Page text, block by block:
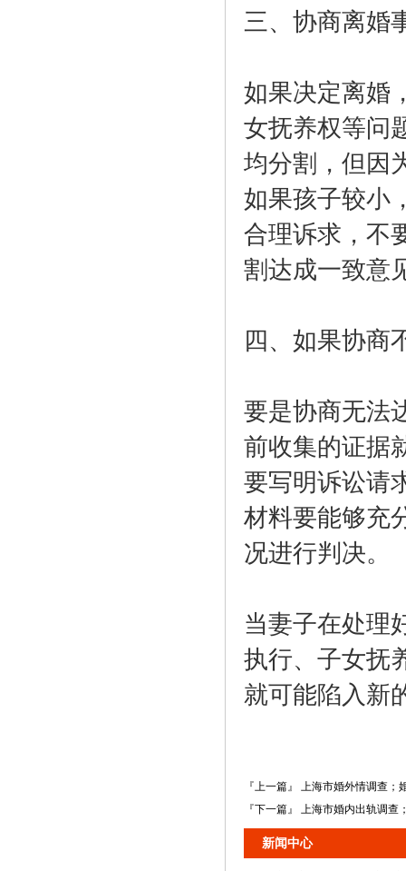
三、协商离婚
如果决定离婚
女抚养权等问
均分割，但因
如果孩子较小
合理诉求，不
割达成一致意
四、如果协商
要是协商无法
前收集的证据
要写明诉讼请
材料要能够充
况进行判决。
当妻子在处理
执行、子女抚
就可能陷入新
『上一篇』 上海市婚外情调查
『下一篇』 上海市婚内出轨调
新闻中心